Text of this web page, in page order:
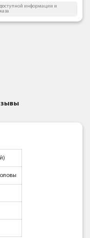
информации и